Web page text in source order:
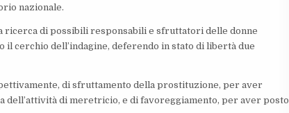
nazionale.
ricerca di possibili responsabili e sfruttatori delle donne
cerchio dell’indagine, deferendo in stato di libertà due
di sfruttamento della prostituzione, per aver
di meretricio, e di favoreggiamento, per aver posto